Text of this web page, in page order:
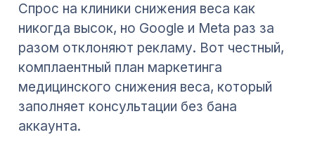
Спрос на клиники снижения веса как
никогда высок, но Google и Meta раз за
разом отклоняют рекламу. Вот честный,
комплаентный план маркетинга
медицинского снижения веса, который
заполняет консультации без бана
аккаунта.